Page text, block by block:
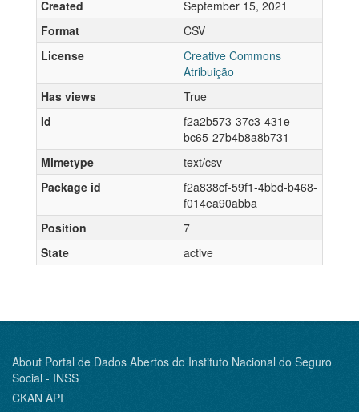
Created
September 15, 2021
Format
CSV
License
Creative Commons
Atribuição
Has views
True
Id
f2a2b573-37c3-431e-
bc65-27b4b8a8b731
Mimetype
text/csv
Package id
f2a838cf-59f1-4bbd-b468-
f014ea90abba
Position
7
State
active
About Portal de Dados Abertos do Instituto Nacional do Seguro
Social - INSS
CKAN API